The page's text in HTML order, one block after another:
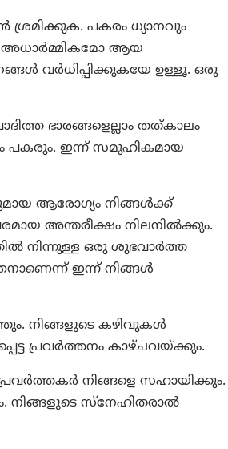
ശ്രമിക്കുക. പകരം ധ്യാനവും
അധാർമ്മികമോ ആയ
വര്‍ധിപ്പിക്കുകയേ ഉള്ളൂ. ഒരു
ഭാരങ്ങളെല്ലാം തത്‌കാലം
പകരും. ഇന്ന് സമൂഹികമായ
ആരോഗ്യം നിങ്ങള്‍ക്ക്
അന്തരീക്ഷം നിലനില്‍ക്കും.
നിന്നുള്ള ഒരു ശുഭവാര്‍ത്ത
ഇന്ന് നിങ്ങള്‍
നിങ്ങളുടെ കഴിവുകള്‍
പ്രവര്‍ത്തനം കാഴ്‌ചവയ്‌ക്കും.
നിങ്ങളെ സഹായിക്കും.
നിങ്ങളുടെ സ്‌നേഹിതരാല്‍